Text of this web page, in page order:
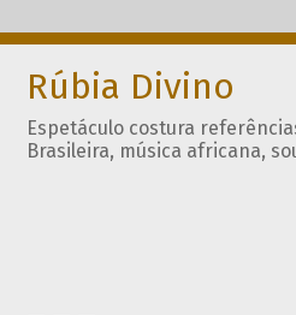
Rúbia Divino
Espetáculo costura
Brasileira, música africana,